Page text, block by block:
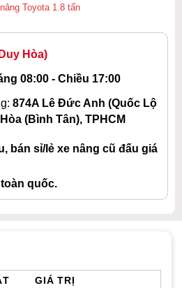
Toyota 1.8 tấn
Hòa)
08:00 - Chiều 17:00
874A Lê Đức Anh (Quốc Lộ
(Bình Tân), TPHCM
bán sỉ/lẻ xe nâng cũ đấu giá
quốc.
GIÁ TRỊ